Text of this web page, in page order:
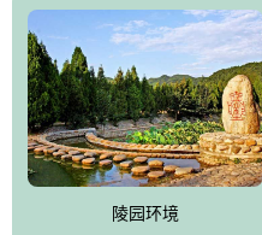
园、打造佛教精品旅游圣地”为
的墓地安葬、祭祀吊亡并结合
郁绚丽、优雅宜人的园林景观
园手法相结合的默契操作，建
美、民族风格突出，与周边文
式园林。
万佛园工程一期占地448亩，目
陵园环境